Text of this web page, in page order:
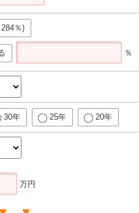
％)
％
30年 25年 20年
万円